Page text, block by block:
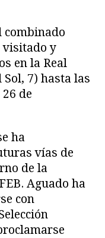
combinado
visitado y
en la Real
Sol, 7) hasta las
de
ha
vías de
de la
Aguado ha
con